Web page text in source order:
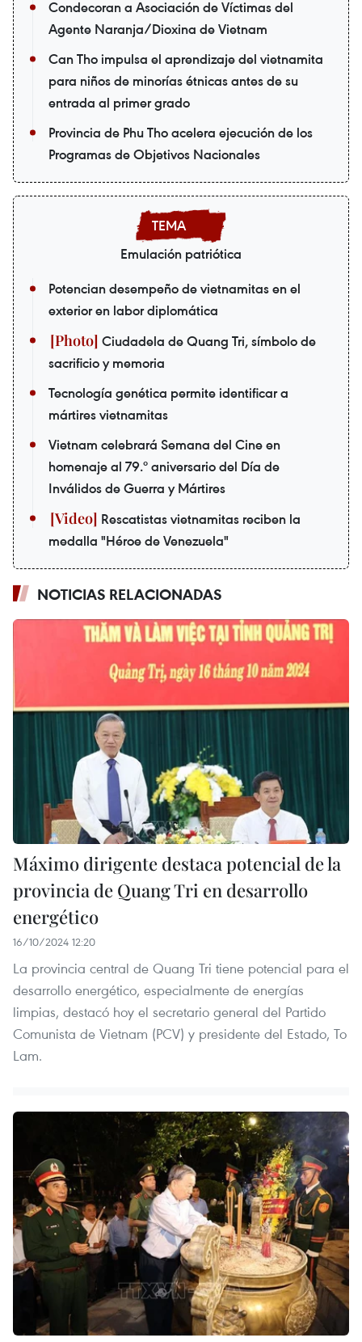
Condecoran a Asociación de Víctimas del
Agente Naranja/Dioxina de Vietnam
Can Tho impulsa el aprendizaje del vietnamita
para niños de minorías étnicas antes de su
entrada al primer grado
Provincia de Phu Tho acelera ejecución de los
Programas de Objetivos Nacionales
Emulación patriótica
Potencian desempeño de vietnamitas en el
exterior en labor diplomática
Ciudadela de Quang Tri, símbolo de
sacrificio y memoria
Tecnología genética permite identificar a
mártires vietnamitas
Vietnam celebrará Semana del Cine en
homenaje al 79.º aniversario del Día de
Inválidos de Guerra y Mártires
Rescatistas vietnamitas reciben la
medalla "Héroe de Venezuela"
NOTICIAS RELACIONADAS
Máximo dirigente destaca potencial de la
provincia de Quang Tri en desarrollo
energético
16/10/2024 12:20
La provincia central de Quang Tri tiene potencial para el
desarrollo energético, especialmente de energías
limpias, destacó hoy el secretario general del Partido
Comunista de Vietnam (PCV) y presidente del Estado, To
Lam.